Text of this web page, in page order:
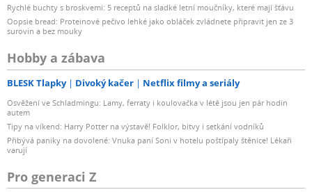
Rychlé buchty s broskvemi: 5 receptů na sladké letní moučníky, které mají šťávu
Oopsie bread: Proteinové pečivo lehké jako obláček zvládnete připravit jen ze 3
surovin a bez mouky
Hobby a zábava
BLESK Tlapky Divoký kačer Netflix filmy a seriály
Osvěžení ve Schladmingu: Lamy, ferraty i koulovačka v létě jsou jen pár hodin
autem
Tipy na víkend: Harry Potter na výstavě! Folklor, bitvy i setkání vodníků
Přibývá paniky na dovolené: Vnuka paní Soni v hotelu poštípaly štěnice! Lékaři
varují
Pro generaci Z